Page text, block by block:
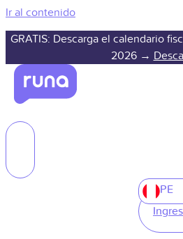
Ir al contenido
GRATIS: Descarga el calendario
2026 →
PE